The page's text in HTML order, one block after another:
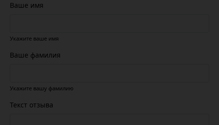
Ваше имя
Укажите ваше имя
Ваше фамилия
Укажите вашу фамилию
Текст отзыва